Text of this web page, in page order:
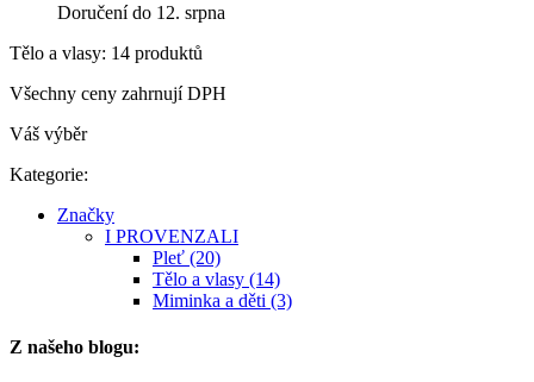
Doručení do 12. srpna
Tělo a vlasy: 14 produktů
Všechny ceny zahrnují DPH
Váš výběr
Kategorie:
Značky
I PROVENZALI
Pleť (20)
Tělo a vlasy (14)
Miminka a děti (3)
Z našeho blogu: